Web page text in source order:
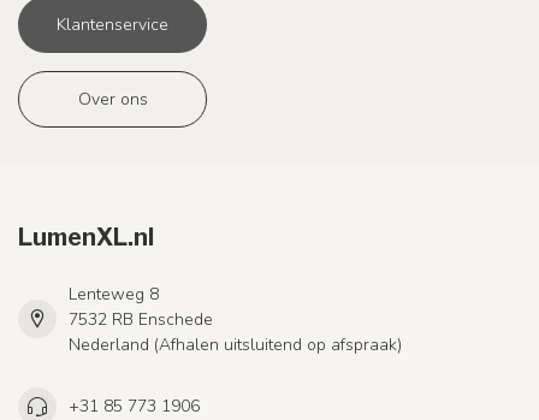
Klantenservice
Over ons
LumenXL.nl
Lenteweg 8
7532 RB Enschede
Nederland (Afhalen uitsluitend op afspraak)
+31 85 773 1906